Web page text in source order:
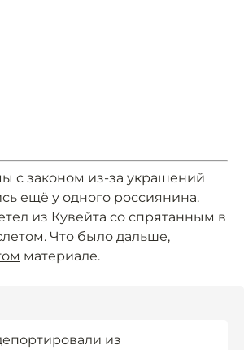
с законом из-за украшений
ещё у одного россиянина.
из Кувейта со спрятанным в
Что было дальше,
материале.
из